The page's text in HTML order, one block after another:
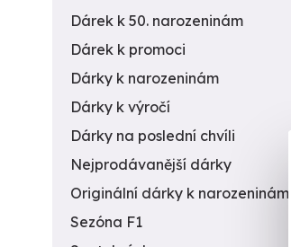
Dárek k 50. narozeninám
Dárek k promoci
Dárky k narozeninám
Dárky k výročí
Dárky na poslední chvíli
Nejprodávanější dárky
Originální dárky k narozeninám
Sezóna F1